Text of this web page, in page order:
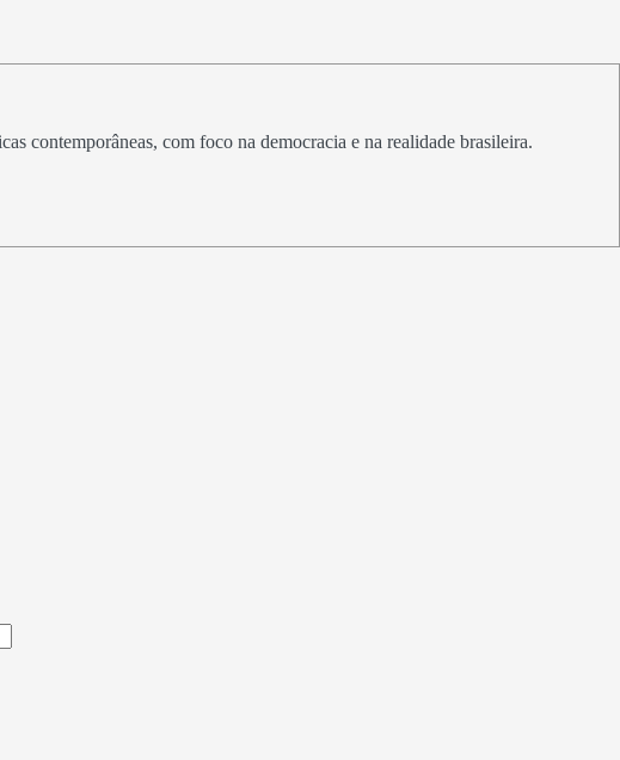
contemporâneas, com foco na democracia e na realidade brasileira.